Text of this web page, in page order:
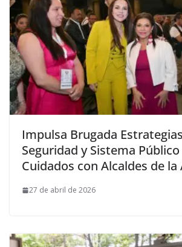
Impulsa Brugada
Seguridad y Sistema
Cuidados con Alcaldes de la
27 de abril de 2026